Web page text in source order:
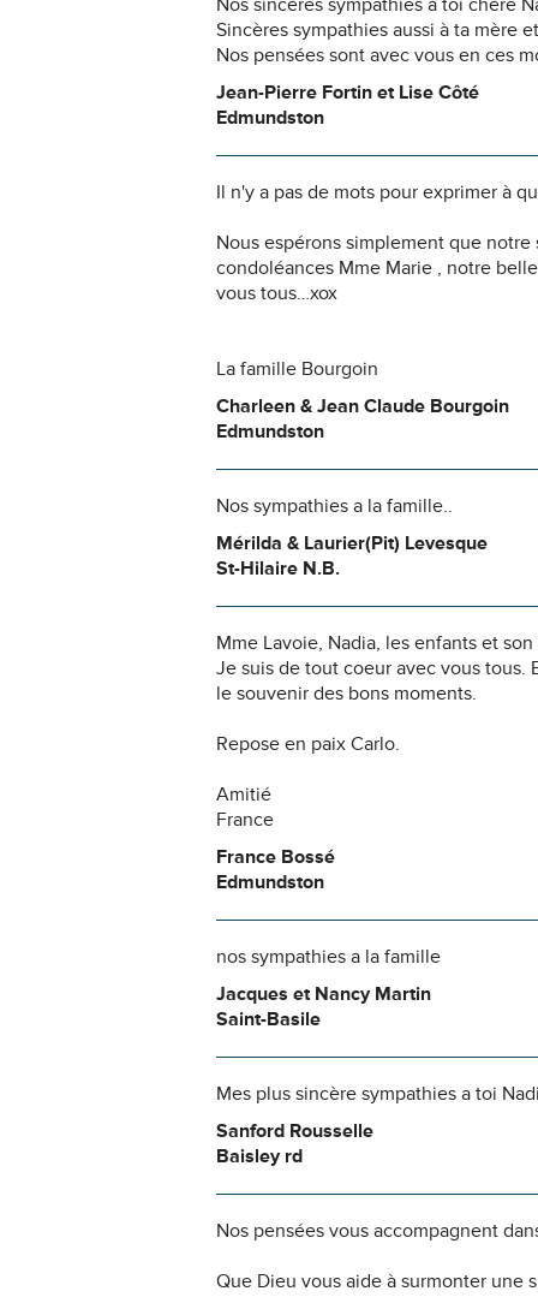
Nos sincères sympathies à toi chère
Sincères sympathies aussi à ta mère
Nos pensées sont avec vous en ces
Jean-Pierre Fortin et Lise Côté
Edmundston
Il n'y a pas de mots pour exprimer à
Nous espérons simplement que
condoléances Mme Marie , notre
vous tous…xox
La famille Bourgoin
Charleen & Jean Claude Bourgoin
Edmundston
Nos sympathies a la famille..
Mérilda & Laurier(Pit) Levesque
St-Hilaire N.B.
Mme Lavoie, Nadia, les enfants et
Je suis de tout coeur avec vous
le souvenir des bons moments.
Repose en paix Carlo.
Amitié
France
France Bossé
Edmundston
nos sympathies a la famille
Jacques et Nancy Martin
Saint-Basile
Mes plus sincère sympathies a toi
Sanford Rousselle
Baisley rd
Nos pensées vous accompagnent
Que Dieu vous aide à surmonter une